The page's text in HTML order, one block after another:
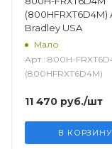
(800HFRXT6D4M)
Bradley USA
Мало
Арт.: 800H-
(800HFRXT6D4M)
11 470 руб./шт
В КОРЗИНУ